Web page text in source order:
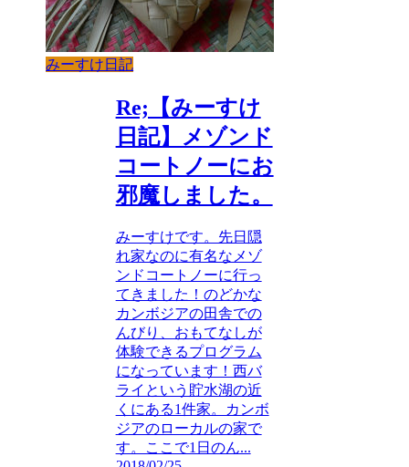
みーすけ日記
Re;【みーすけ
日記】メゾンド
コートノーにお
邪魔しました。
みーすけです。先日隠
れ家なのに有名なメゾ
ンドコートノーに行っ
てきました！のどかな
カンボジアの田舎での
んびり、おもてなしが
体験できるプログラム
になっています！西バ
ライという貯水湖の近
くにある1件家。カンボ
ジアのローカルの家で
す。ここで1日のん...